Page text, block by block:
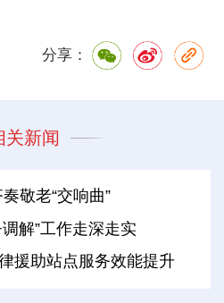
分享：
关新闻
敬老“交响曲”
解”工作走深走实
援助站点服务效能提升